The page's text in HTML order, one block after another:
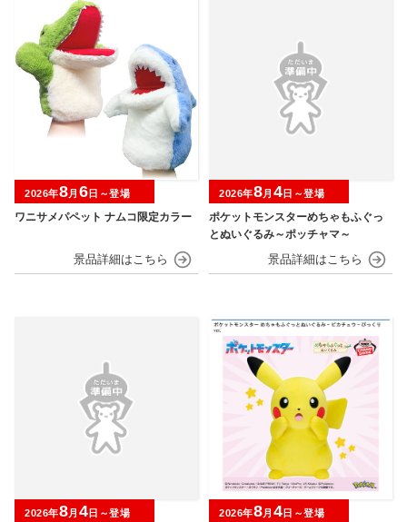
ワニサメパペット ナムコ限定カラー
2026年8月 6日～登場
ポケットモンスターめちゃもふぐっ
とぬいぐるみ～ポッチャマ～
2026年8月 4日～登場
2026年8月 4日～登場 2026年8月 4日～登場